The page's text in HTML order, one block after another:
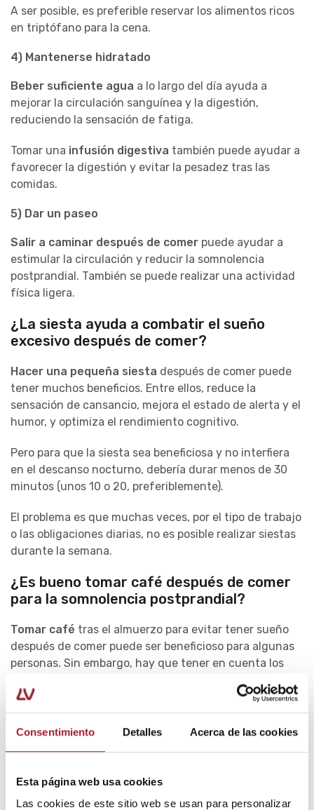
Consentimiento Detalles Acerca de las cookies
Esta página web usa cookies
Las cookies de este sitio web se usan para personalizar
A ser posible, es preferible reservar los alimentos ricos
en triptófano para la cena.
4) Mantenerse hidratado
Beber suficiente agua a lo largo del día ayuda a
mejorar la circulación sanguínea y la digestión,
reduciendo la sensación de fatiga.
Tomar una infusión digestiva también puede ayudar a
favorecer la digestión y evitar la pesadez tras las
comidas.
5) Dar un paseo
Salir a caminar después de comer puede ayudar a
estimular la circulación y reducir la somnolencia
postprandial. También se puede realizar una actividad
física ligera.
¿La siesta ayuda a combatir el sueño
excesivo después de comer?
Hacer una pequeña siesta después de comer puede
tener muchos beneficios. Entre ellos, reduce la
sensación de cansancio, mejora el estado de alerta y el
humor, y optimiza el rendimiento cognitivo.
Pero para que la siesta sea beneficiosa y no interfiera
en el descanso nocturno, debería durar menos de 30
minutos (unos 10 o 20, preferiblemente).
El problema es que muchas veces, por el tipo de trabajo
o las obligaciones diarias, no es posible realizar siestas
durante la semana.
¿Es bueno tomar café después de comer
para la somnolencia postprandial?
Tomar café tras el almuerzo para evitar tener sueño
después de comer puede ser beneficioso para algunas
personas. Sin embargo, hay que tener en cuenta los
El café puede acelerar la digestión, ya que estimula la
producción de ácido gástrico y la motilidad del tracto
de reflujo o gastritis.